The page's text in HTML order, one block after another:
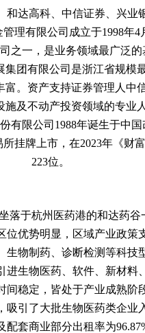
和达高科、中信证券、兴业
理有限公司成立于1998年
之一，是业务领域最广泛
集团有限公司是浙江省规模
。资产支持证券管理人中
施及不动产投资领域的专业
有限公司1988年诞生于中
挂牌上市，在2023年《财
223位。
落于杭州医药港的和达药
位优势明显，区域产业政策
生物制药、诊断检测等科技
进生物医药、软件、新材料
间稳定，皆处于产业成熟阶
引了大批生物医药类企业
配套商业部分出租率为